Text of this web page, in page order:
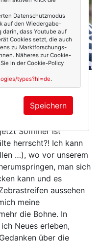
mit meiner
Reise, die wir
wollten – und die wir
Und hier, in
Sommer ist
herrscht?! Ich kann
…), wo vor unserem
man sich
kann und es
aussehen
meine
die Bohne. In
Neues erleben,
über die
Datenschutzmodus
auf den Wiedergabe-
darin, dass Youtube auf
Cookies setzt, die auch
zu Marktforschungs-
Näheres zur Cookie-
in der Cookie-Policy
types?hl=de.
Speichern